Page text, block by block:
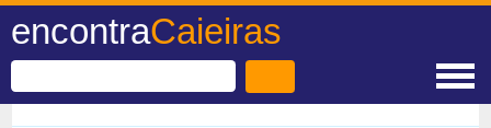
encontraCaieiras